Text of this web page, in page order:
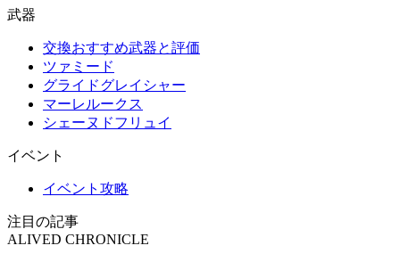
武器
交換おすすめ武器と評価
ツァミード
グライドグレイシャー
マーレルークス
シェーヌドフリュイ
イベント
イベント攻略
注目の記事
ALIVED CHRONICLE